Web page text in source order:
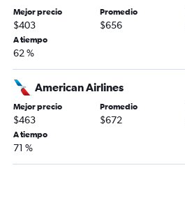
Mejor precio
$403
Promedio
$656
A tiempo
62 %
American Airlines
Mejor precio
$463
Promedio
$672
A tiempo
71 %